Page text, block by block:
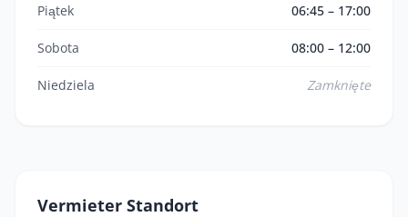
Piątek 06:45 – 17:00
Sobota 08:00 – 12:00
Niedziela Zamknięte
Vermieter Standort